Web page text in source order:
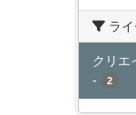
ラ
クリエ
-
2